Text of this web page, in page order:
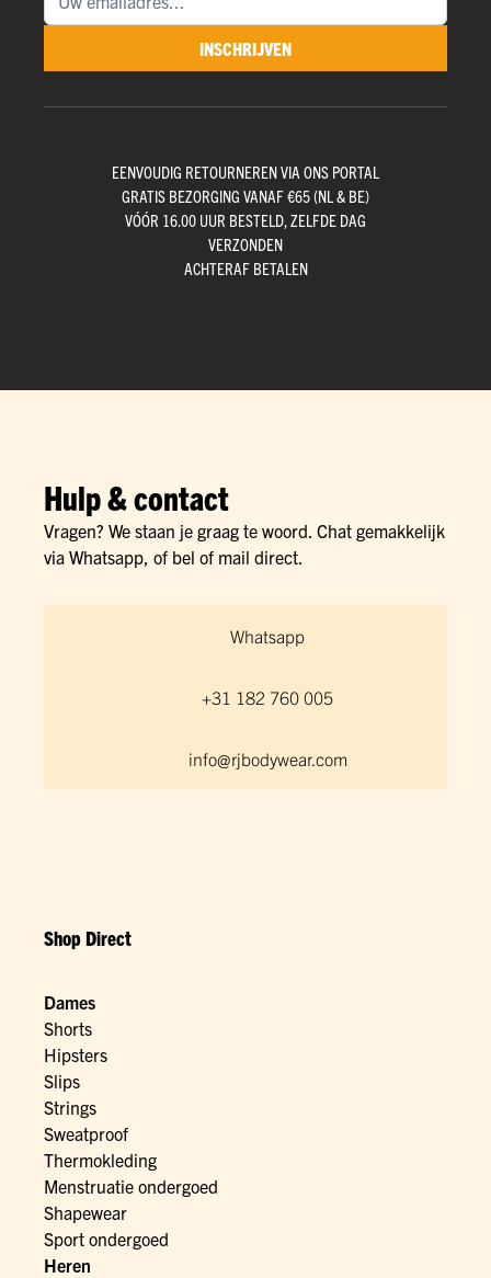
INSCHRIJVEN
EENVOUDIG RETOURNEREN VIA ONS PORTAL
GRATIS BEZORGING VANAF €65 (NL & BE)
VÓÓR 16.00 UUR BESTELD, ZELFDE DAG
VERZONDEN
ACHTERAF BETALEN
Hulp & contact
Vragen? We staan je graag te woord. Chat gemakkelijk
via Whatsapp, of bel of mail direct.
Whatsapp
+31 182 760 005
info@rjbodywear.com
Shop Direct
Dames
Shorts
Hipsters
Slips
Strings
Sweatproof
Thermokleding
Menstruatie ondergoed
Shapewear
Sport ondergoed
Heren